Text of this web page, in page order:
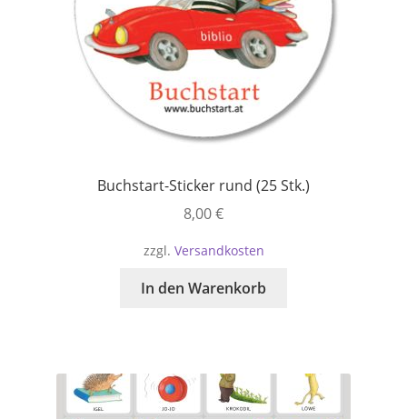
Buchstart-Sticker rund (25 Stk.)
8,00€
zzgl. Versandkosten
In den Warenkorb